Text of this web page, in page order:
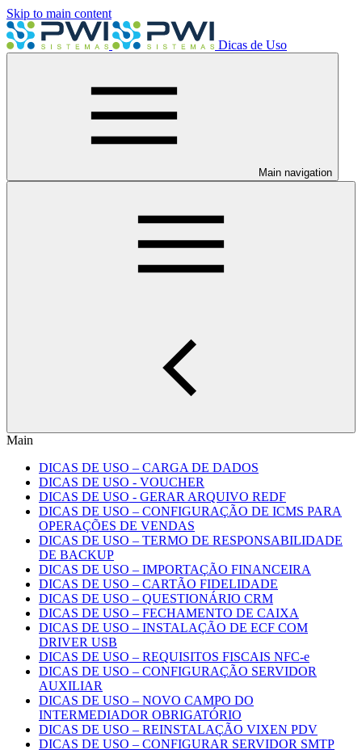
Skip to main content
Dicas de Uso
Main navigation
Main
DICAS DE USO – CARGA DE DADOS
DICAS DE USO - VOUCHER
DICAS DE USO - GERAR ARQUIVO REDF
DICAS DE USO – CONFIGURAÇÃO DE ICMS PARA
OPERAÇÕES DE VENDAS
DICAS DE USO – TERMO DE RESPONSABILIDADE
DE BACKUP
DICAS DE USO – IMPORTAÇÃO FINANCEIRA
DICAS DE USO – CARTÃO FIDELIDADE
DICAS DE USO – QUESTIONÁRIO CRM
DICAS DE USO – FECHAMENTO DE CAIXA
DICAS DE USO – INSTALAÇÃO DE ECF COM
DRIVER USB
DICAS DE USO – REQUISITOS FISCAIS NFC-e
DICAS DE USO – CONFIGURAÇÃO SERVIDOR
AUXILIAR
DICAS DE USO – NOVO CAMPO DO
INTERMEDIADOR OBRIGATÓRIO
DICAS DE USO – REINSTALAÇÃO VIXEN PDV
DICAS DE USO – CONFIGURAR SERVIDOR SMTP